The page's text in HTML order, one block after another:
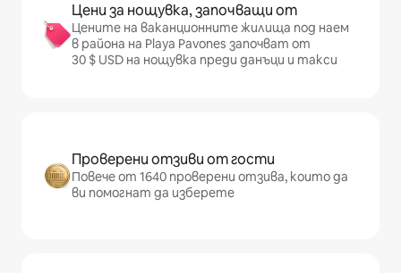
Цени за нощувка, започващи от
Цените на ваканционните жилища под наем
в района на Playa Pavones започват от
30 $ USD на нощувка преди данъци и такси
Проверени отзиви от гости
Повече от 1640 проверени отзива, които да
ви помогнат да изберете